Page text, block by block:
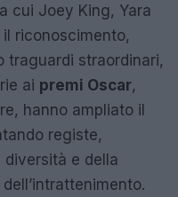
cui Joey King, Yara
il riconoscimento,
traguardi straordinari,
ai premi Oscar,
hanno ampliato il
registe,
e della